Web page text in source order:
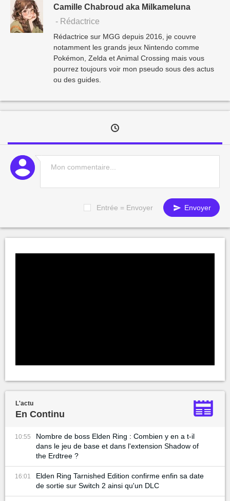
Camille Chabroud aka Milkameluna
- Rédactrice
Rédactrice sur MGG depuis 2016, je couvre
notamment les grands jeux Nintendo comme
Pokémon, Zelda et Animal Crossing mais vous
pourrez toujours voir mon pseudo sous des actus
ou des guides.
Entrée = Envoyer Envoyer
L'actu
En Continu
10:55
Nombre de boss Elden Ring : Combien y en a t-il
dans le jeu de base et dans l'extension Shadow of
the Erdtree ?
16:01
Elden Ring Tarnished Edition confirme enfin sa date
de sortie sur Switch 2 ainsi qu'un DLC